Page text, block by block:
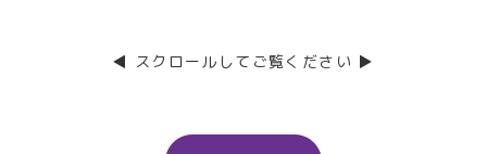
◀ スクロールしてご覧ください ▶